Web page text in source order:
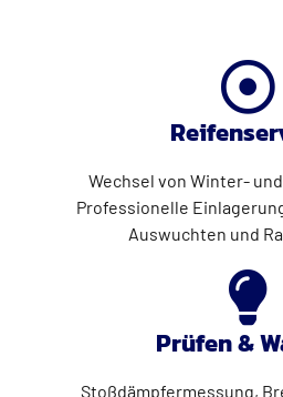
Wechsel von Winter-
Professionelle
Auswuchten und
Prüfen &
Stoßdämpfermessung,